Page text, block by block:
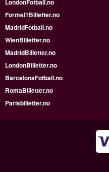
LondonFotball.no
Formel1Billetter.no
MadridFotball.no
WienBilletter.no
MadridBilletter.no
LondonBilletter.no
BarcelonaFotball.no
RomaBilletter.no
Parisbilletter.no